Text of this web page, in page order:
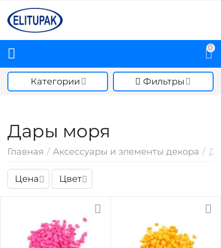
0
Категории Фильтры
Дары моря
Главная / Аксессуары и элементы декора /
Цена Цвет